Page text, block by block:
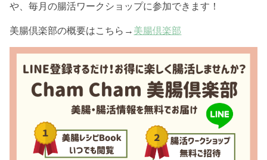
や、毎月の腸活ワークショップに参加できます！
美腸倶楽部の概要はこちら→ 美腸倶楽部